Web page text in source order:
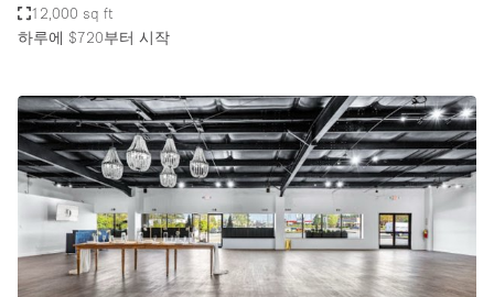
12,000 sq ft
하루에 $720부터 시작